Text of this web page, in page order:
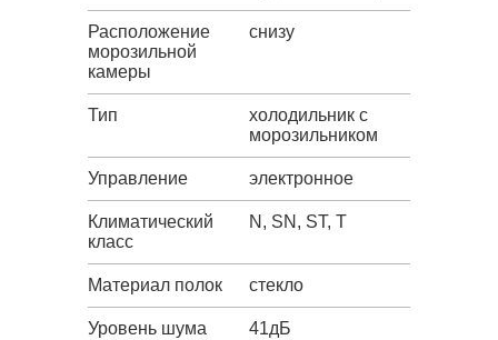
Расположение
морозильной
камеры
снизу
Тип
холодильник с
морозильником
Управление электронное
Климатический
класс
N, SN, ST, T
Материал полок стекло
Уровень шума 41дБ